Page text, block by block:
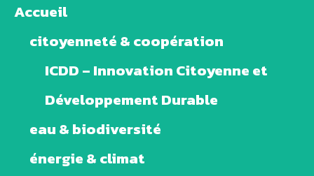
Accueil
citoyenneté & coopération
ICDD – Innovation Citoyenne et
Développement Durable
eau & biodiversité
énergie & climat